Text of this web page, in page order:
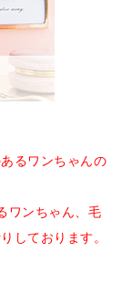
るワンちゃんの
ワンちゃん、毛
しております。